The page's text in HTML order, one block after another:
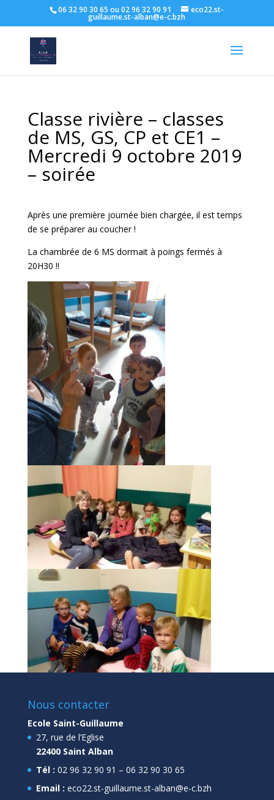
06 32 90 30 65 ou 02 96 32 90 91 eco22.st-
guillaume.st-alban@e-c.bzh
Classe rivière – classes
de MS, GS, CP et CE1 –
Mercredi 9 octobre 2019
– soirée
Après une première journée bien chargée, il est temps
de se préparer au coucher !
La chambrée de 6 MS dormait à poings fermés à
20H30 !!
Nous contacter
Ecole Saint-Guillaume
27, rue de l’Eglise
22400 Saint Alban
Tél : 02 96 32 90 91 – 06 32 90 30 65
Email : eco22.st-guillaume.st-alban@e-c.bzh